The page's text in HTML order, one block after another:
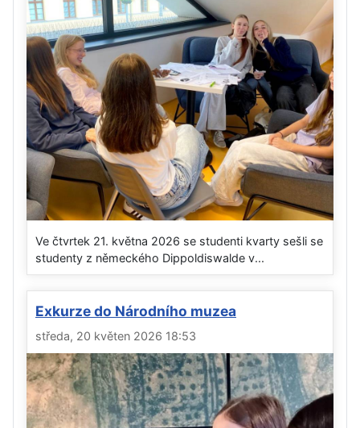
Ve čtvrtek 21. května 2026 se studenti kvarty sešli se
studenty z německého Dippoldiswalde v...
Exkurze do Národního muzea
středa, 20 květen 2026 18:53